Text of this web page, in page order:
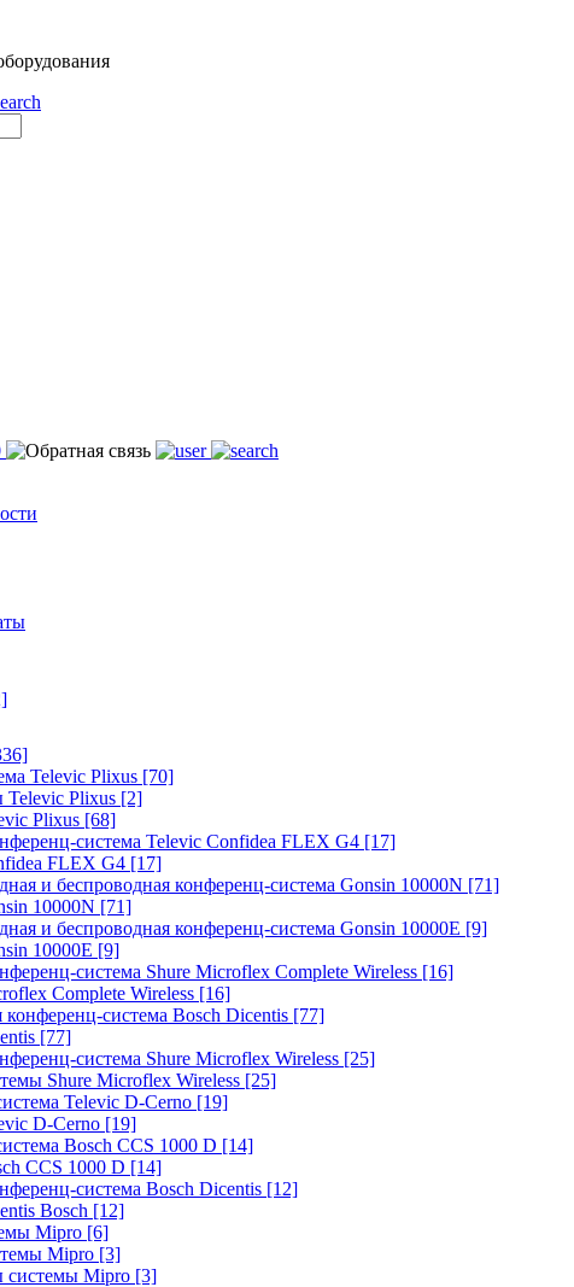
Televic Plixus [70]
Plixus [2]
Plixus [68]
система Televic Confidea FLEX G4 [17]
FLEX G4 [17]
и беспроводная конференц-система Gonsin 10000N [71]
10000N [71]
и беспроводная конференц-система Gonsin 10000E [9]
10000E [9]
система Shure Microflex Complete Wireless [16]
Complete Wireless [16]
система Bosch Dicentis [77]
[77]
система Shure Microflex Wireless [25]
Shure Microflex Wireless [25]
Televic D-Cerno [19]
D-Cerno [19]
Bosch CCS 1000 D [14]
CCS 1000 D [14]
система Bosch Dicentis [12]
Bosch [12]
Mipro [6]
Mipro [3]
системы Mipro [3]